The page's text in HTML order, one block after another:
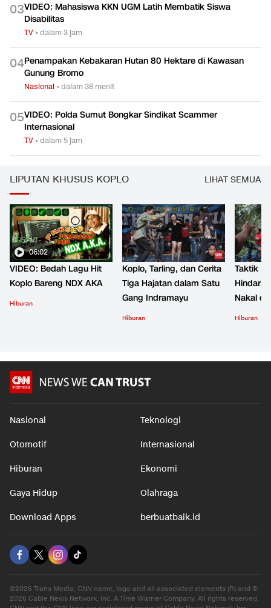
03VIDEO: Mahasiswa KKN UGM Latih Membatik Siswa
Disabilitas
TV •dalam 3 jam
04Penampakan Kebakaran Hutan 80 Hektare di Kawasan
Gunung Bromo
Nasional •dalam 38 menit
05VIDEO: Polda Sumut Bongkar Sindikat Scammer
Internasional
TV •dalam 5 jam
LIPUTAN KHUSUS KOPLO LIHAT SEMUA
06:02
VIDEO: Bedah Lagu Hit
Koplo Bareng NDX AKA
Hiburan
Koplo, Tarling, dan Cerita
Tiga Hajatan dalam Satu
Gang Indramayu
Hiburan
Taktik
Hindari
Nakal
Hiburan
Nasional Teknologi
Otomotif Internasional
Hiburan Ekonomi
Gaya Hidup Olahraga
Download Apps berbuatbaik.id
©2026 Trans Media, CNN name, logo and all associated elements (R) and ©
2026 Cable News Network, Inc. A Time Warner Company. All rights reserved.